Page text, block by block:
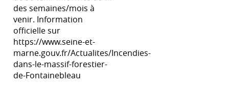
des semaines/mois à
venir. Information
officielle sur
https://www.seine-et-
marne.gouv.fr/Actualites/Incendies-
dans-le-massif-forestier-
de-Fontainebleau